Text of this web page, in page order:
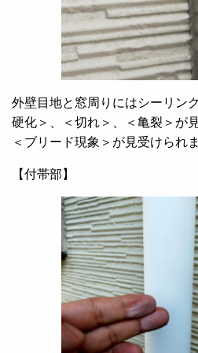
外壁目地と窓周りにはシーリン
硬化＞、＜切れ＞、＜亀裂＞が
＜ブリード現象＞が見受けられ
【付帯部】